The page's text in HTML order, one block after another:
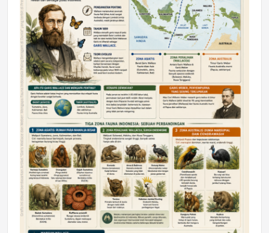
Astra Motor Kalimantan Timur 2 Dukung
Mahasiswa Samarinda dalam Astra
Honda SDGs Future Leaders 2026
Jumat, 10 Jul 2026 19:01